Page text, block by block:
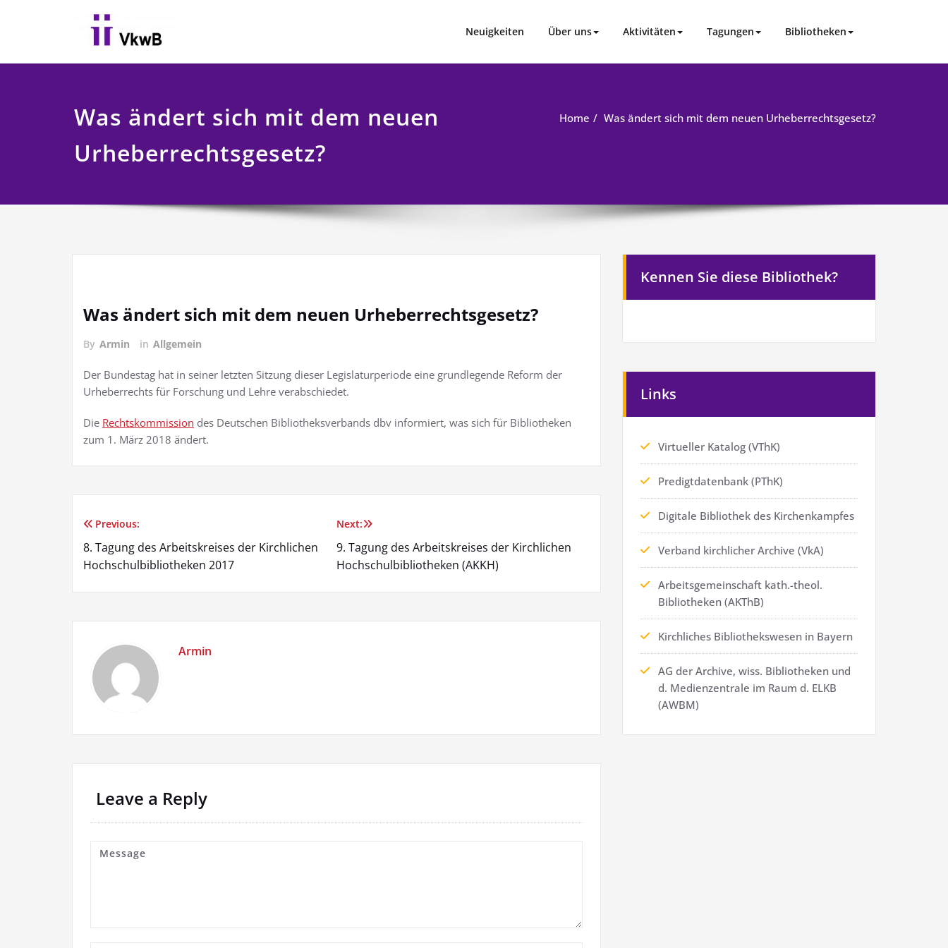
Neuigkeiten Über uns Aktivitäten Tagungen Bibliotheken
Was ändert sich mit dem neuen
Urheberrechtsgesetz?
Home Was ändert sich mit dem neuen Urheberrechtsgesetz?
Was ändert sich mit dem neuen Urheberrechtsgesetz?
By Armin in Allgemein
Der Bundestag hat in seiner letzten Sitzung dieser Legislaturperiode eine grundlegende Reform der
Urheberrechts für Forschung und Lehre verabschiedet.
Die Rechtskommission des Deutschen Bibliotheksverbands dbv informiert, was sich für Bibliotheken
zum 1. März 2018 ändert.
Post
navigation
Previous:
8. Tagung des Arbeitskreises der Kirchlichen
Hochschulbibliotheken 2017
Next:
9. Tagung des Arbeitskreises der Kirchlichen
Hochschulbibliotheken (AKKH)
Armin
Leave a Reply
Kennen Sie diese Bibliothek?
Links
Virtueller Katalog (VThK)
Predigtdatenbank (PThK)
Digitale Bibliothek des Kirchenkampfes
Verband kirchlicher Archive (VkA)
Arbeitsgemeinschaft kath.-theol.
Bibliotheken (AKThB)
Kirchliches Bibliothekswesen in Bayern
AG der Archive, wiss. Bibliotheken und
d. Medienzentrale im Raum d. ELKB
(AWBM)